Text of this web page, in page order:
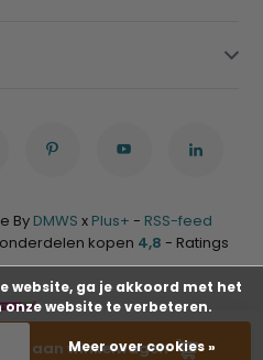
aan winkelwagen
By DMWS x Plus+ - RSS-feed
kopen 4,8 - Ratings
website, ga je akkoord met het
website te verbeteren.
Meer over cookies »